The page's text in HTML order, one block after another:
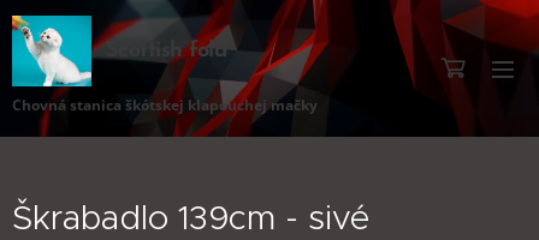
Scottish fold
Chovná stanica škótskej klapouchej mačky
Škrabadlo 139cm - sivé